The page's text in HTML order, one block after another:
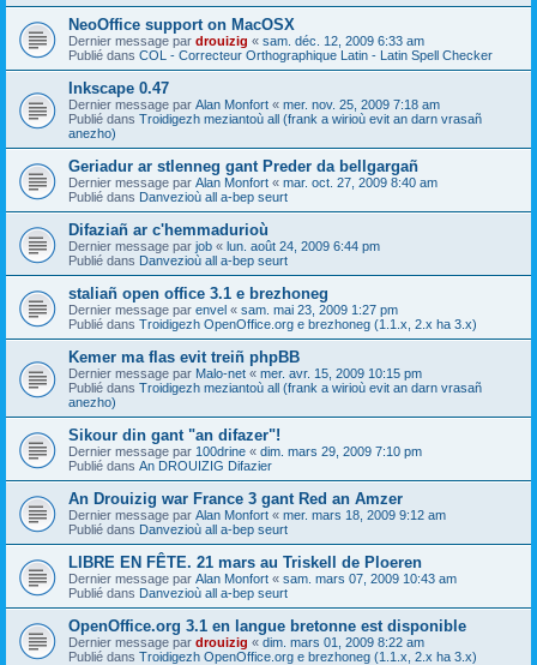
NeoOffice support on MacOSX
Dernier message par drouizig « sam. déc. 12, 2009 6:33 am
Publié dans COL - Correcteur Orthographique Latin - Latin Spell Checker
Inkscape 0.47
Dernier message par Alan Monfort « mer. nov. 25, 2009 7:18 am
Publié dans Troidigezh meziantoù all (frank a wirioù evit an darn vrasañ
anezho)
Geriadur ar stlenneg gant Preder da bellgargañ
Dernier message par Alan Monfort « mar. oct. 27, 2009 8:40 am
Publié dans Danvezioù all a-bep seurt
Difaziañ ar c'hemmadurioù
Dernier message par job « lun. août 24, 2009 6:44 pm
Publié dans Danvezioù all a-bep seurt
staliañ open office 3.1 e brezhoneg
Dernier message par envel « sam. mai 23, 2009 1:27 pm
Publié dans Troidigezh OpenOffice.org e brezhoneg (1.1.x, 2.x ha 3.x)
Kemer ma flas evit treiñ phpBB
Dernier message par Malo-net « mer. avr. 15, 2009 10:15 pm
Publié dans Troidigezh meziantoù all (frank a wirioù evit an darn vrasañ
anezho)
Sikour din gant "an difazer"!
Dernier message par 100drine « dim. mars 29, 2009 7:10 pm
Publié dans An DROUIZIG Difazier
An Drouizig war France 3 gant Red an Amzer
Dernier message par Alan Monfort « mer. mars 18, 2009 9:12 am
Publié dans Danvezioù all a-bep seurt
LIBRE EN FÊTE. 21 mars au Triskell de Ploeren
Dernier message par Alan Monfort « sam. mars 07, 2009 10:43 am
Publié dans Danvezioù all a-bep seurt
OpenOffice.org 3.1 en langue bretonne est disponible
Dernier message par drouizig « dim. mars 01, 2009 8:22 am
Publié dans Troidigezh OpenOffice.org e brezhoneg (1.1.x, 2.x ha 3.x)